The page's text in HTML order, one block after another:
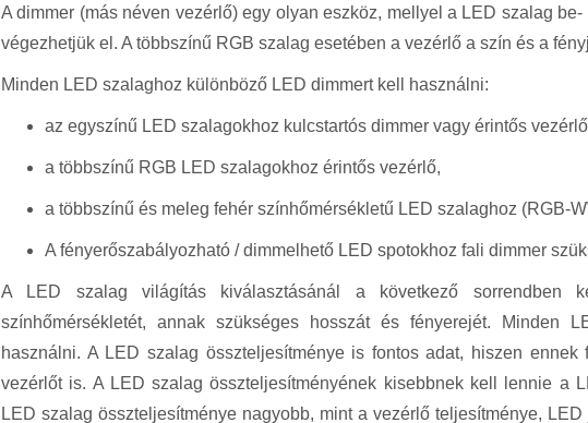
A dimmer (más néven vezérlő) egy olyan eszköz, mellyel a LED szalag
végezhetjük el. A többszínű RGB szalag esetében a vezérlő a szín és a
Minden LED szalaghoz különböző LED dimmert kell használni:
az egyszínű LED szalagokhoz kulcstartós dimmer vagy érintős
a többszínű RGB LED szalagokhoz érintős vezérlő,
a többszínű és meleg fehér színhőmérsékletű LED szalaghoz (RGB-
A fényerőszabályozható / dimmelhető LED spotokhoz fali dimmer
A LED szalag világítás kiválasztásánál a következő
színhőmérsékletét, annak szükséges hosszát és fényerejét. Minden
használni. A LED szalag összteljesítménye is fontos adat, hiszen
vezérlőt is. A LED szalag összteljesítményének kisebbnek kell lennie a
LED szalag összteljesítménye nagyobb, mint a vezérlő teljesítménye,